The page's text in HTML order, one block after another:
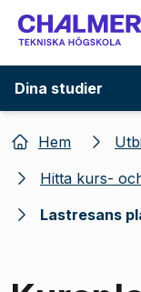
Dina studier
Hem
Hitta kurs-
Lastresans